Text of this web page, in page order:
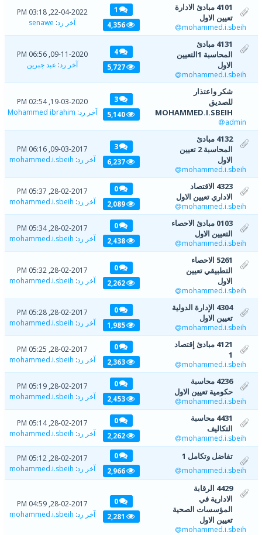
4101 مبادئ الادارة
تعيين الاول
mohammed.i.sbeih
1
4,356
22-04-2022, 03:18 PM
آخر رد:
senawe
4131 مبادئ
المحاسبة 1التعيين
الاول
mohammed.i.sbeih
4
5,727
09-11-2020, 06:56 PM
آخر رد:عبد جبرين
شكر واعتذار
للصديق
MOHAMMED.I.SBEIH
admin
3
5,140
19-03-2020, 02:54 PM
آخر رد:
Mohammed ibrahim
4132 مبادئ
المحاسبة 2 تعيين
الاول
mohammed.i.sbeih
3
6,237
09-03-2017, 06:16 PM
آخر رد:
mohammed.i.sbeih
4323 الاقتصاد
الاداري تعيين الاول
mohammed.i.sbeih
0
2,089
28-02-2017, 05:37 PM
آخر رد:
mohammed.i.sbeih
0103 مبادئ الاحصاء
التعيين الاول
mohammed.i.sbeih
0
2,438
28-02-2017, 05:34 PM
آخر رد:
mohammed.i.sbeih
5261 الاحصاء
التطبيقي تعيين
الاول
mohammed.i.sbeih
0
2,262
28-02-2017, 05:32 PM
آخر رد:
mohammed.i.sbeih
4304 الإدارة الدولية
تعيين الاول
mohammed.i.sbeih
0
1,985
28-02-2017, 05:28 PM
آخر رد:
mohammed.i.sbeih
4121 مبادئ إقتصاد
mohammed.i.sbeih
0
2,363
28-02-2017, 05:25 PM
آخر رد:
mohammed.i.sbeih
4236 محاسبة
حكومية تعيين الاول
mohammed.i.sbeih
0
2,453
28-02-2017, 05:19 PM
آخر رد:
mohammed.i.sbeih
4431 محاسبة
التكاليف
mohammed.i.sbeih
0
2,262
28-02-2017, 05:14 PM
آخر رد:
mohammed.i.sbeih
تفاضل وتكامل 1
mohammed.i.sbeih
0
2,966
28-02-2017, 05:12 PM
آخر رد:
mohammed.i.sbeih
4429 الرقابة
الادارية في
المؤسسات الصحية
تعيين الاول
mohammed.i.sbeih
0
2,281
28-02-2017, 04:59 PM
آخر رد:
mohammed.i.sbeih